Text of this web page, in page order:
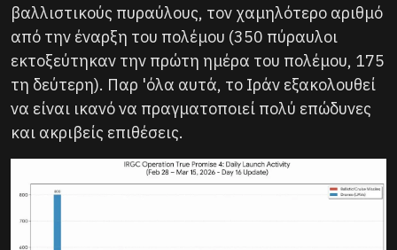
βαλλιστικούς πυραύλους, τον χαμηλότερο αριθμό
από την έναρξη του πολέμου (350 πύραυλοι
εκτοξεύτηκαν την πρώτη ημέρα του πολέμου, 175
τη δεύτερη). Παρ 'όλα αυτά, το Ιράν εξακολουθεί
να είναι ικανό να πραγματοποιεί πολύ επώδυνες
και ακριβείς επιθέσεις.